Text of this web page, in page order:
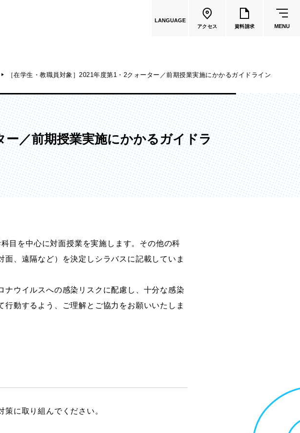
LANGUAGE
アクセス 資料請求 MENU
学部
学科
イン研究科
ガ研究科
共通教育
教員一覧
国際文化学部
（2026年度募集停止）
カートゥーンコース
創造情報学部
度開設予定）
［在学生・教職員対象］2021年度第1・2クォーター／前期授業実施にかかるガイドライン
ー／前期授業実施にかかるガイドラ
目を中心に対面授業を実施します。その他の科
、遠隔など）を決定しシラバスに記載していま
ウイルスへの感染リスクに配慮し、十分な感染
動するよう、ご理解とご協力をお願いいたしま
策に取り組んでください。